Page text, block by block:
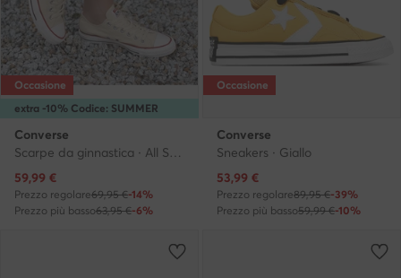
extra -10% Codice: SUMMER
Occasione
Converse
Prezzo attuale
59,99 €
Prezzo regolare69,95 €-14%
Prezzo più basso63,95 €-6%
Occasione
Converse
Sneakers · Giallo
Prezzo attuale
53,99 €
Prezzo regolare89,95 €-39%
Prezzo più basso59,99 €-10%